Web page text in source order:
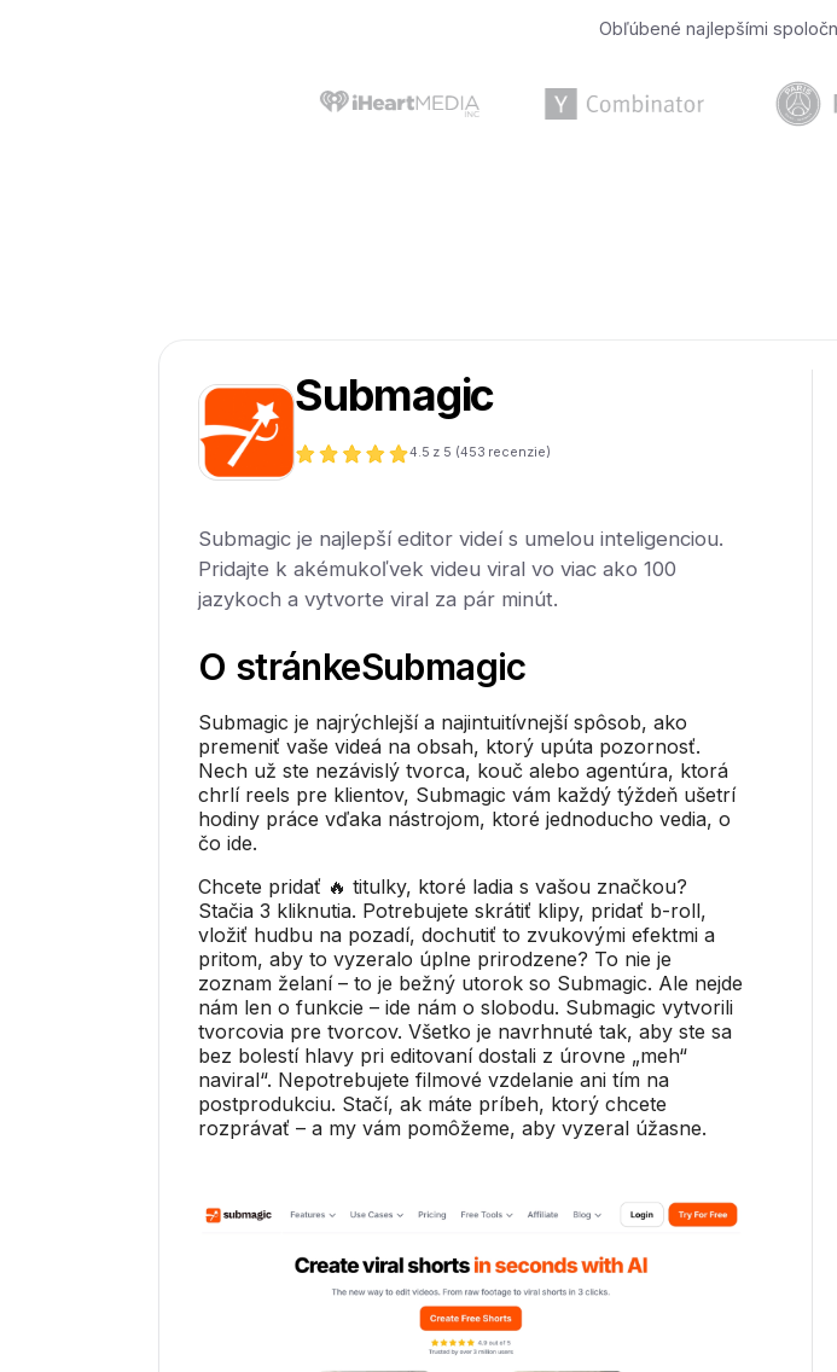
Obľúbené najlepšími
Submagic
4.5 z 5 (453 recenzie)
Submagic je najlepší editor videí s umelou inteligenciou.
Pridajte k akémukoľvek videu viral vo viac ako 100
jazykoch a vytvorte viral za pár minút.
O stránkeSubmagic
Submagic je najrýchlejší a najintuitívnejší spôsob, ako
premeniť vaše videá na obsah, ktorý upúta pozornosť.
Nech už ste nezávislý tvorca, kouč alebo agentúra, ktorá
chrlí reels pre klientov, Submagic vám každý týždeň ušetrí
hodiny práce vďaka nástrojom, ktoré jednoducho vedia, o
čo ide.
Chcete pridať 🔥 titulky, ktoré ladia s vašou značkou?
Stačia 3 kliknutia. Potrebujete skrátiť klipy, pridať b-roll,
vložiť hudbu na pozadí, dochutiť to zvukovými efektmi a
pritom, aby to vyzeralo úplne prirodzene? To nie je
zoznam želaní – to je bežný utorok so Submagic. Ale nejde
nám len o funkcie – ide nám o slobodu. Submagic vytvorili
tvorcovia pre tvorcov. Všetko je navrhnuté tak, aby ste sa
bez bolestí hlavy pri editovaní dostali z úrovne „meh“
naviral“. Nepotrebujete filmové vzdelanie ani tím na
postprodukciu. Stačí, ak máte príbeh, ktorý chcete
rozprávať – a my vám pomôžeme, aby vyzeral úžasne.